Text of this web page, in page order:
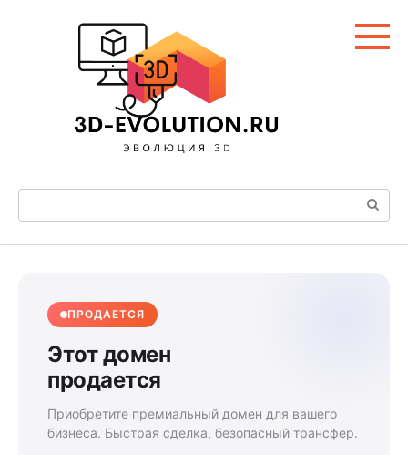
Поиск:
ПРОДАЕТСЯ
Этот домен
продается
Приобретите премиальный домен для вашего
бизнеса. Быстрая сделка, безопасный трансфер.